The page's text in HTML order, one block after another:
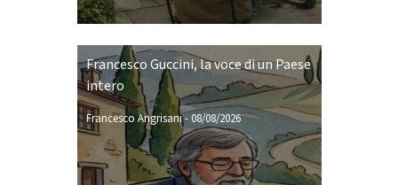
Francesco Guccini, la voce di un Paese
intero
Francesco Angrisani-08/08/2026